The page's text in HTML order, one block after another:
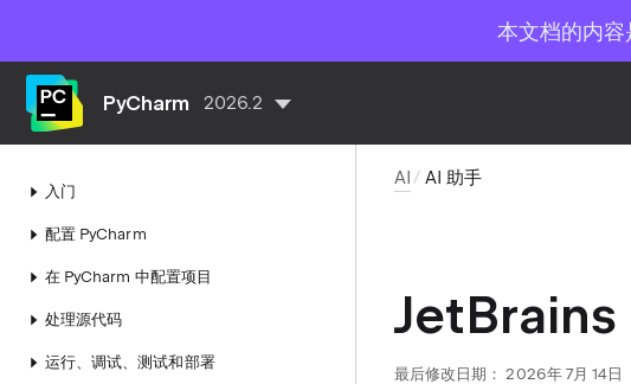
本文档的内容
PyCharm 2026.2
入门
配置 PyCharm
在 PyCharm 中配置项目
处理源代码
运行、调试、测试和部署
AI AI 助手
JetBrains
最后修改日期： 2026年 7月 14日